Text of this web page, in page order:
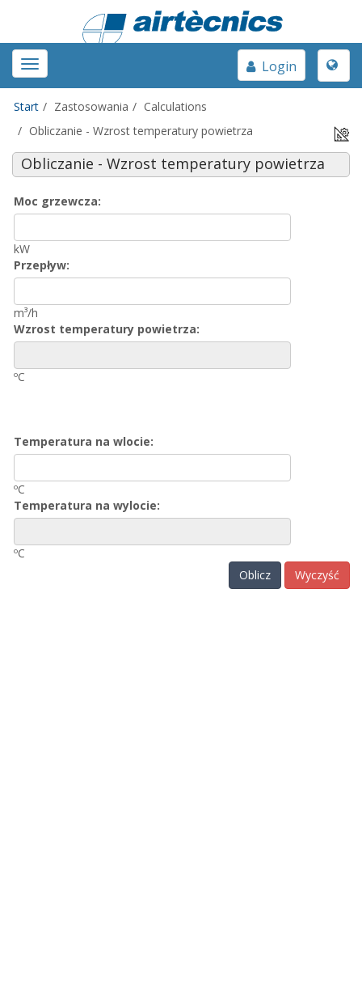
Toggle
navigation
Toggle
Login
Start Zastosowania
Calculations
Obliczanie - Wzrost temperatury powietrza
Obliczanie - Wzrost temperatury powietrza
Moc grzewcza:
kW
Przepływ:
m³/h
Wzrost temperatury powietrza:
ºC
Temperatura na wlocie:
ºC
Temperatura na wylocie:
ºC
Oblicz
Wyczyść